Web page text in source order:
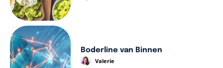
Boderline van Binnen
Valerie